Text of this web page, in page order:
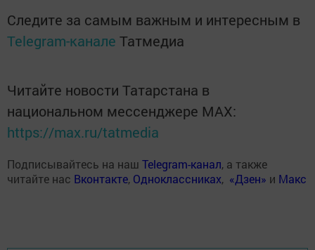
Следите за самым важным и интересным в
Telegram-канале Татмедиа
Читайте новости Татарстана в
национальном мессенджере MАХ:
https://max.ru/tatmedia
Подписывайтесь на наш Telegram-канал, а также
читайте нас Вконтакте, Одноклассниках, «Дзен» и Макс